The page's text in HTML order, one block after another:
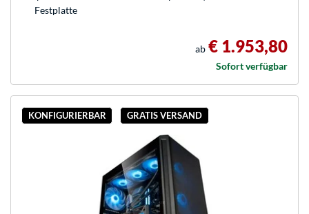
Festplatte
ab € 1.953,80
Sofort verfügbar
KONFIGURIERBAR GRATIS VERSAND